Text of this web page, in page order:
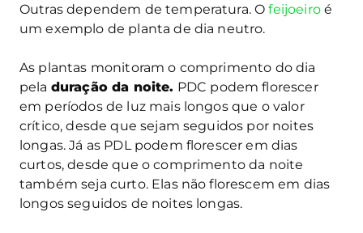
Outras dependem de temperatura. Ofeijoeiroé
um exemplo de planta de dia neutro.
As plantas monitoram o comprimento do dia
pela duração da noite. PDC podem florescer
em períodos de luz mais longos que o valor
crítico, desde que sejam seguidos por noites
longas. Já as PDL podem florescer em dias
curtos, desde que o comprimento da noite
também seja curto. Elas não florescem em dias
longos seguidos de noites longas.